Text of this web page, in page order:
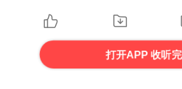
打开APP 收听